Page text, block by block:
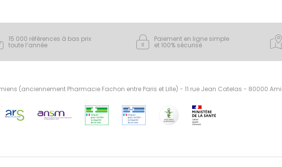
15 000 références à bas prix
toute l’année
Paiement en ligne simple
et 100% sécurisé
(anciennement Pharmacie Fachon entre Paris et Lille) - 11 rue Jean Catelas - 80000